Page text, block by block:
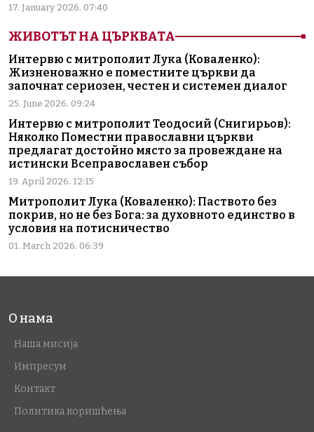
17. January 2026. 07:40
ЖИВОТЪТ НА ЦЪРКВАТА
Интервю с митрополит Лука (Коваленко):
Жизненоважно е поместните църкви да
започнат сериозен, честен и системен диалог
25. June 2026. 09:24
Интервю с митрополит Теодосий (Снигирьов):
Няколко Поместни православни църкви
предлагат достойно място за провеждане на
истински Всеправославен събор
19. April 2026. 12:15
Митрополит Лука (Коваленко): Паството без
покрив, но не без Бога: за духовното единство в
условия на потисничество
01. March 2026. 06:39
О нама
Наша мисија
Импресум
Контакт
Политика коришћења